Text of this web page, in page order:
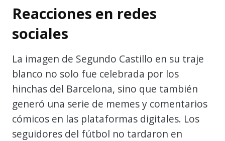
Reacciones en redes
sociales
La imagen de Segundo Castillo en su traje
blanco no solo fue celebrada por los
hinchas del Barcelona, sino que también
generó una serie de memes y comentarios
cómicos en las plataformas digitales. Los
seguidores del fútbol no tardaron en